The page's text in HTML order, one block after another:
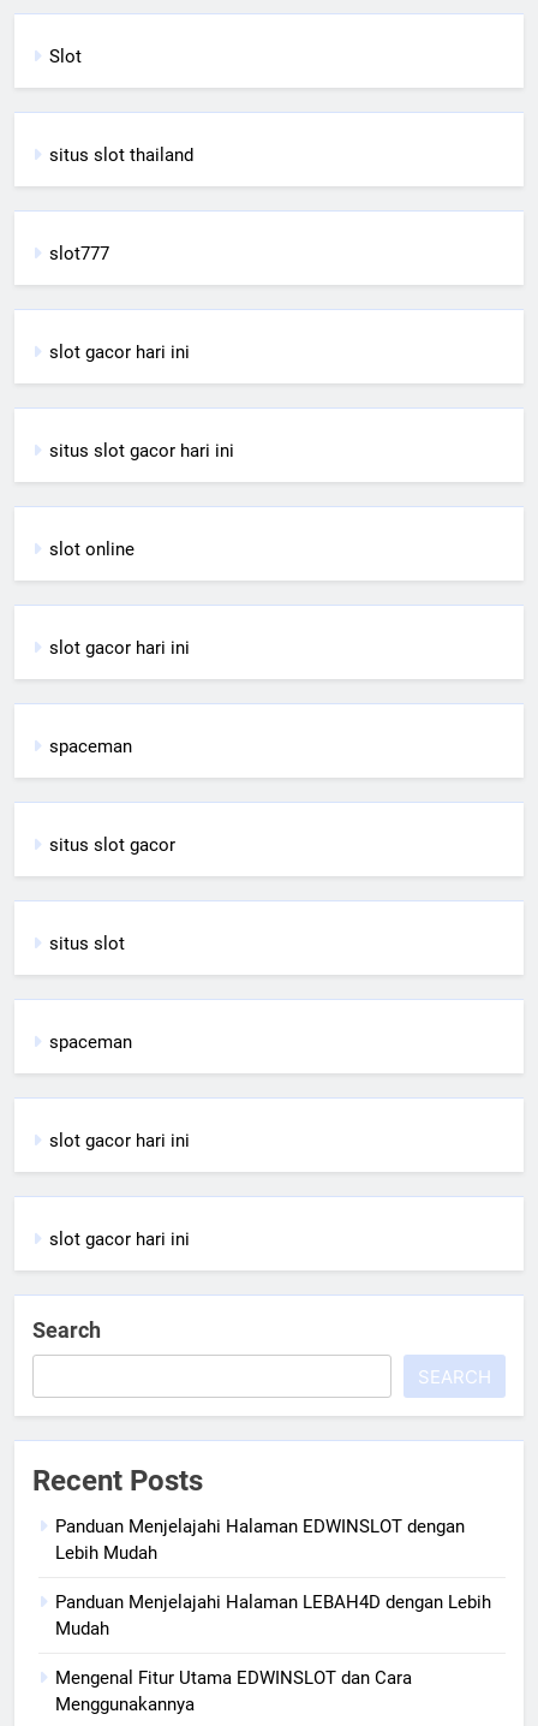
Slot
situs slot thailand
slot777
slot gacor hari ini
situs slot gacor hari ini
slot online
slot gacor hari ini
spaceman
situs slot gacor
situs slot
spaceman
slot gacor hari ini
slot gacor hari ini
Search
SEARCH
Recent Posts
Panduan Menjelajahi Halaman EDWINSLOT dengan
Lebih Mudah
Panduan Menjelajahi Halaman LEBAH4D dengan Lebih
Mudah
Mengenal Fitur Utama EDWINSLOT dan Cara
Menggunakannya